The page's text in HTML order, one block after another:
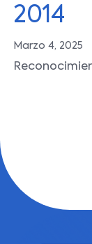
2014
Marzo 4, 2025